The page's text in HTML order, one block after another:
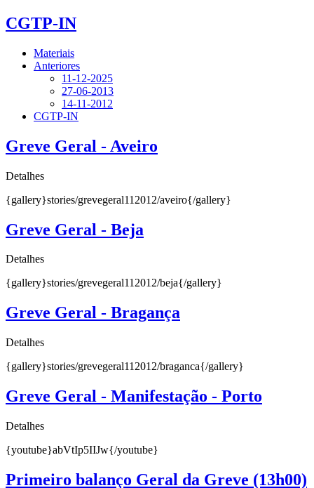
CGTP-IN
Materiais
Anteriores
11-12-2025
27-06-2013
14-11-2012
CGTP-IN
Greve Geral - Aveiro
Detalhes
{gallery}stories/grevegeral112012/aveiro{/gallery}
Greve Geral - Beja
Detalhes
{gallery}stories/grevegeral112012/beja{/gallery}
Greve Geral - Bragança
Detalhes
{gallery}stories/grevegeral112012/braganca{/gallery}
Greve Geral - Manifestação - Porto
Detalhes
{youtube}abVtIp5IIJw{/youtube}
Primeiro balanço Geral da Greve (13h00)